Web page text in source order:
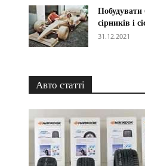
сірників і
31.12.2021
Авто статті